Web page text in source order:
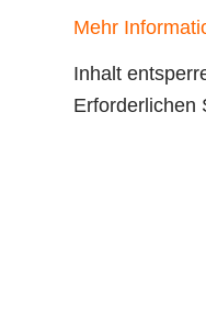
Mehr
Inhalt
Erforderlichen